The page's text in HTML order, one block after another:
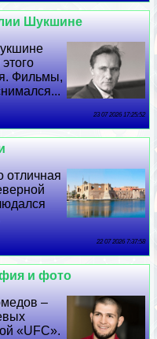
Шукшине
Фильмы,
23 07 2026 17:25:52
отличная
22 07 2026 7:37:58
и фото
–
«UFC».